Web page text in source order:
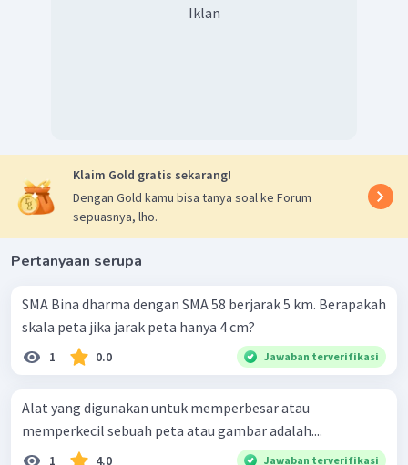
Iklan
Klaim Gold gratis sekarang!
Dengan Gold kamu bisa tanya soal ke Forum
sepuasnya, lho.
Pertanyaan serupa
SMA Bina dharma dengan SMA 58 berjarak 5 km. Berapakah
skala peta jika jarak peta hanya 4 cm?
1 0.0 Jawaban terverifikasi
Alat yang digunakan untuk memperbesar atau
memperkecil sebuah peta atau gambar adalah....
1 4.0 Jawaban terverifikasi